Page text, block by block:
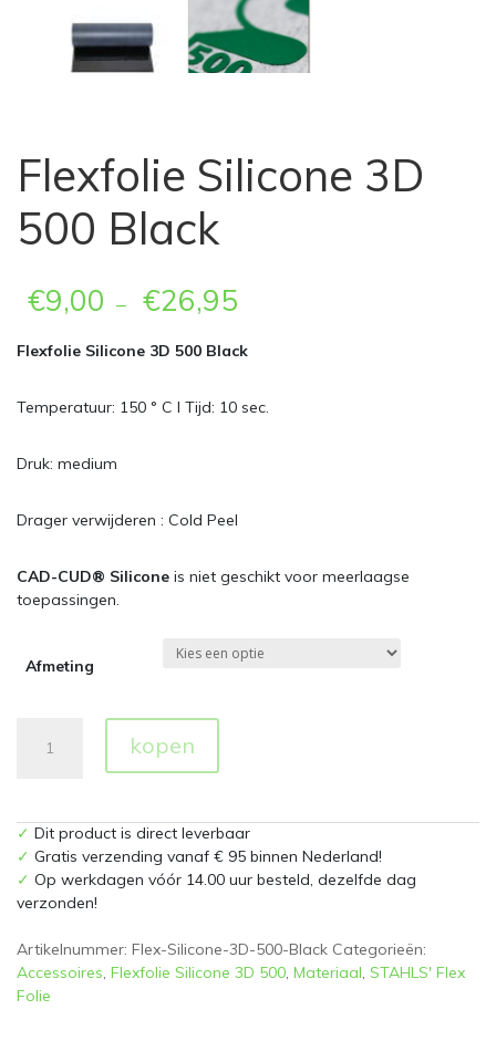
Flexfolie Silicone 3D
500 Black
€9,00 – €26,95
Flexfolie Silicone 3D 500 Black
Temperatuur: 150 ° C l Tijd: 10 sec.
Druk: medium
Drager verwijderen : Cold Peel
CAD-CUD® Silicone is niet geschikt voor meerlaagse
toepassingen.
Afmeting
Silicone
Black
aantal
kopen
✓ Dit product is direct leverbaar
✓ Gratis verzending vanaf € 95 binnen Nederland!
✓ Op werkdagen vóór 14.00 uur besteld, dezelfde dag
verzonden!
Artikelnummer: Flex-Silicone-3D-500-Black Categorieën:
Accessoires, Flexfolie Silicone 3D 500, Materiaal, STAHLS' Flex
Folie